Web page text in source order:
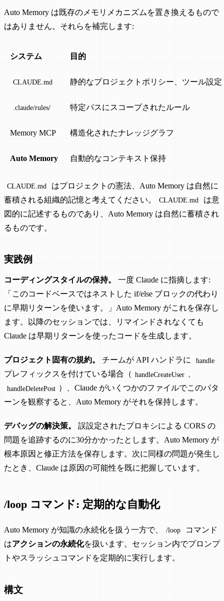
Auto Memory は既存のメモリメカニズムを置き換えるもので
はありません。それらを補完します:
システム 目的
CLAUDE.md 静的なプロジェクトポリシー、ツール設定
.claude/rules/ 特定パスにスコープされたルール
Memory MCP 構造化されたナレッジグラフ
Auto Memory 自動的なコンテキスト保持
CLAUDE.md
はプロジェクトの憲法、Auto Memory は自然に
蓄積される組織的記憶と考えてください。
CLAUDE.md
は意
図的に記述するものであり、Auto Memory は自然に蓄積され
るものです。
実践例
コーディングスタイルの保持。
一度 Claude に指摘します:
「このコードベースではネストした if/else ブロックの代わり
に早期リターンを使います。」Auto Memory がこれを保存し
ます。以降のセッションでは、リマインドされなくても
Claude は早期リターンを使ったコードを生成します。
プロジェクト固有の規約。 チームが API ハンドラに handle
プレフィックスを付けている場合（ handleCreateUser 、
handleDeletePost ）、Claude がいくつかのファイルでこのパタ
ーンを観察すると、Auto Memory がそれを保持します。
デバッグの解決策。
誤設定されたプロキシによる CORS の
問題を追跡するのに30分かかったとします。Auto Memory が
根本原因と修正方法を保存します。次に同様の問題が発生し
たとき、Claude は原因の可能性を既に把握しています。
/loop コマンド: 定期的な自動化
Auto Memory が知識の永続化を扱う一方で、 /loop
コマンド
はアクションの永続化を扱います。セッション内でプロンプ
トやスラッシュコマンドを定期的に実行します。
構文